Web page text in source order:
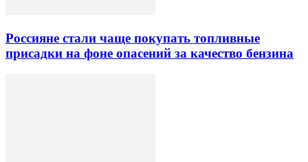
Россияне стали чаще покупать топливные
присадки на фоне опасений за качество бензина